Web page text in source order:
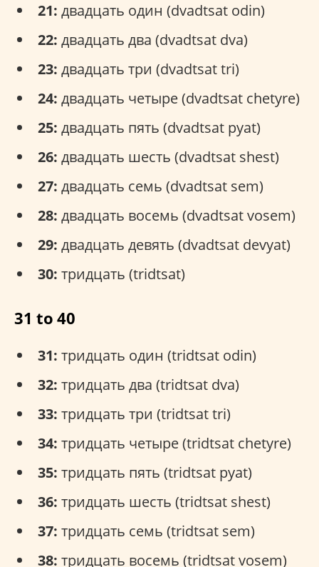
21: двадцать один (dvadtsat odin)
22: двадцать два (dvadtsat dva)
23: двадцать три (dvadtsat tri)
24: двадцать четыре (dvadtsat chetyre)
25: двадцать пять (dvadtsat pyat)
26: двадцать шесть (dvadtsat shest)
27: двадцать семь (dvadtsat sem)
28: двадцать восемь (dvadtsat vosem)
29: двадцать девять (dvadtsat devyat)
30: тридцать (tridtsat)
31 to 40
31: тридцать один (tridtsat odin)
32: тридцать два (tridtsat dva)
33: тридцать три (tridtsat tri)
34: тридцать четыре (tridtsat chetyre)
35: тридцать пять (tridtsat pyat)
36: тридцать шесть (tridtsat shest)
37: тридцать семь (tridtsat sem)
38: тридцать восемь (tridtsat vosem)